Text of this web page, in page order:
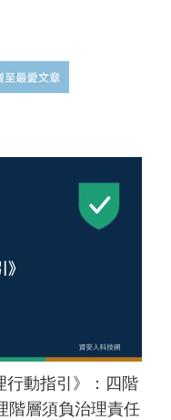
行動指引》：四階
階層須負治理責任